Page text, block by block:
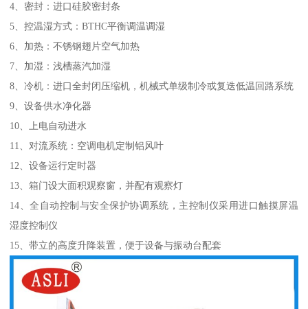
4、密封：进口硅胶密封条
5、控温湿方式：BTHC平衡调温调湿
6、加热：不锈钢翅片空气加热
7、加湿：浅槽蒸汽加湿
8、冷机：进口全封闭压缩机，机械式单级制冷或复迭低温回路系统
9、设备供水净化器
10、上电自动进水
11、对流系统：空调电机定制铝风叶
12、设备运行定时器
13、箱门设大面积观察窗，并配有观察灯
14、全自动控制与安全保护协调系统，主控制仪采用进口触摸屏温
湿度控制仪
15、带立的高度升降装置，便于设备与振动台配套